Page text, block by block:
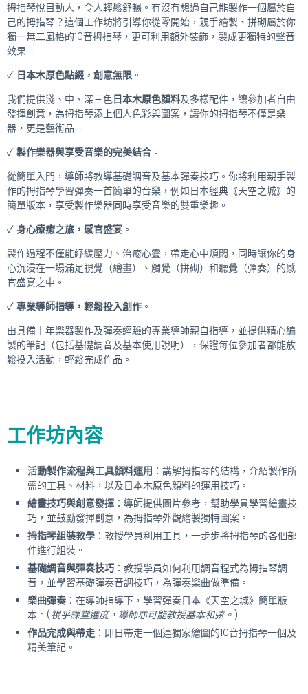
拇指琴悅目動人，令人輕鬆舒暢。有沒有想過自己能製作一個屬於自
己的拇指琴？這個工作坊將引導你從零開始，親手繪製、拼砌屬於你
獨一無二風格的10音拇指琴，更可利用額外裝飾，製成更獨特的聲音
效果。
✓ 日本木原色點綴，創意無限 。
我們提供淺、中、深三色日本木原色顏料及多樣配件，讓參加者自由
發揮創意，為拇指琴添上個人色彩與圖案，讓你的拇指琴不僅是樂
器，更是藝術品。
✓ 製作樂器與享受音樂的完美結合 。
從簡單入門，導師將教導基礎調音及基本彈奏技巧。你將利用親手製
作的拇指琴學習彈奏一首簡單的音樂，例如日本經典《天空之城》的
簡單版本，享受製作樂器同時享受音樂的雙重樂趣。
✓ 身心療癒之旅，感官盛宴 。
製作過程不僅能紓緩壓力、治癒心靈，帶走心中煩悶，同時讓你的身
心沉浸在一場滿足視覺（繪畫）、觸覺（拼砌）和聽覺（彈奏）的感
官盛宴之中。
✓ 專業導師指導，輕鬆投入創作 。
由具備十年樂器製作及彈奏經驗的專業導師親自指導，並提供精心編
製的筆記（包括基礎調音及基本使用說明），保證每位參加者都能放
鬆投入活動，輕鬆完成作品。
工作坊內容
活動製作流程與工具顏料運用 ：講解拇指琴的結構，介紹製作所
需的工具、材料，以及日本木原色顏料的運用技巧。
繪畫技巧與創意發揮 ：導師提供圖片參考，幫助學員學習繪畫技
巧，並鼓勵發揮創意，為拇指琴外觀繪製獨特圖案。
拇指琴組裝教學 ：教授學員利用工具，一步步將拇指琴的各個部
件進行組裝。
基礎調音與彈奏技巧 ：教授學員如何利用調音程式為拇指琴調
音，並學習基礎彈奏音調技巧，為彈奏樂曲做準備。
樂曲彈奏 ：在導師指導下，學習彈奏日本《天空之城》簡單版
本。(視乎課堂進度，導師亦可能教授基本和弦。 )
作品完成與帶走 ：即日帶走一個連獨家繪圖的10音拇指琴一個及
精美筆記。